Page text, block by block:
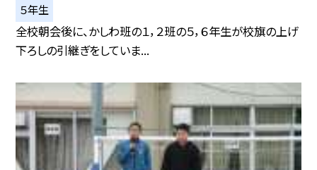
５年生
全校朝会後に、かしわ班の１，２班の５，６年生が校旗の上げ
下ろしの引継ぎをしていま...